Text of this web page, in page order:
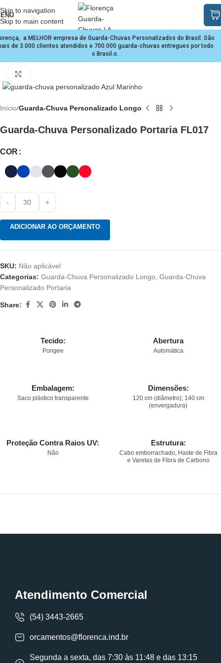
Skip to navigation
Skip to main content
a MELHOR empresa de Guarda-Chuvas Personalizados do Brasil. São
de 3.000 clientes atendidos e 700.000 guarda-chuvas entregues por todo
o Brasil.o.
Início Guarda-Chuva Personalizado Longo
Guarda-Chuva Personalizado Portaria FL017
Tecido:
Pongee
Abertura
Automática
Embalagem:
Saco plástico transparente
Dimensões:
120 cm (diâmetro); 140 cm
(envergadura)
Proteção Contra Raios UV:
Não
Estrutura:
Cabo emborrachado, Haste de Fibra
e Varetas de Fibra de Carbono
COR
ADICIONAR AO ORÇAMENTO
SKU: Não aplicável
Categorias: Guarda-Chuva Personalizado Longo, Guarda-Chuva
Personalizado Portaria
Share:
Atendimento Comercial
(54) 3443-2665
orcamentos@florenca.ind.br
Segunda a sexta, das 7:30 às 11:48 e das 13:15